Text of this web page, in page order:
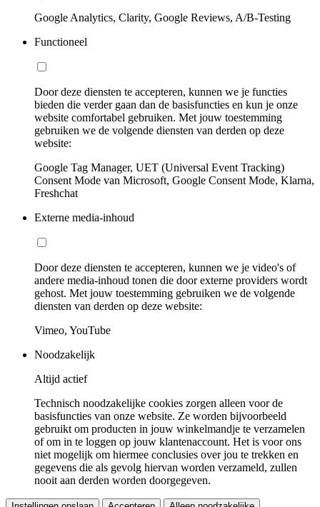
Google Analytics, Clarity, Google Reviews, A/B-Testing
Functioneel
Door deze diensten te accepteren, kunnen we je functies
bieden die verder gaan dan de basisfuncties en kun je onze
website comfortabel gebruiken. Met jouw toestemming
gebruiken we de volgende diensten van derden op deze
website:
Google Tag Manager, UET (Universal Event Tracking)
Consent Mode van Microsoft, Google Consent Mode, Klarna,
Freshchat
Externe media-inhoud
Door deze diensten te accepteren, kunnen we je video's of
andere media-inhoud tonen die door externe providers wordt
gehost. Met jouw toestemming gebruiken we de volgende
diensten van derden op deze website:
Vimeo, YouTube
Noodzakelijk
Altijd actief
Technisch noodzakelijke cookies zorgen alleen voor de
basisfuncties van onze website. Ze worden bijvoorbeeld
gebruikt om producten in jouw winkelmandje te verzamelen
of om in te loggen op jouw klantenaccount. Het is voor ons
niet mogelijk om hiermee conclusies over jou te trekken en
gegevens die als gevolg hiervan worden verzameld, zullen
nooit aan derden worden doorgegeven.